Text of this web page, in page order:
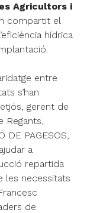
Agricultors i
compartit el
hídrica
entre
s’han
gerent de
Regants,
DE PAGESOS,
a
repartida
les necessitats
de